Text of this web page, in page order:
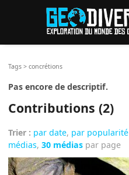
Tags >concrétions
Pas encore de descriptif.
Contributions (2)
Trier : par date, par popularité
médias,30 médias par page